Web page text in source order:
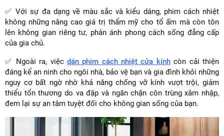
✅ Với sự đa dạng về màu sắc và kiểu dáng, phim cách nhiệt
không những nâng cao giá trị thẩm mỹ cho tổ ấm mà còn tôn
lên không gian riêng tư, phản ánh phong cách sống đẳng cấp
của gia chủ.
✅ Ngoài ra, việc dán phim cách nhiệt cửa kínhcòn cải thiện
đáng kể an ninh cho ngôi nhà, bảo vệ bạn và gia đình khỏi những
nguy cơ bất ngờ nhờ khả năng chống vỡ kính vượt trội, giảm
thiểu tổn thương do va đập và ngăn chặn côn trùng xâm nhập,
đem lại sự an tâm tuyệt đối cho không gian sống của bạn.